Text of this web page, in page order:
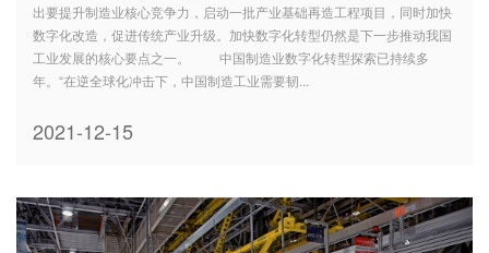
出要提升制造业核心竞争力，启动一批产业基础再造工程项目，同时加快
数字化改造，促进传统产业升级。加快数字化转型仍然是下一步推动我国
工业发展的核心要点之一。 中国制造业数字化转型探索已持续多
年。“在逆全球化冲击下，中国制造工业需要韧...
2021-12-15